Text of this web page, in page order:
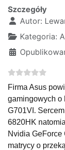
Szczegóły
Autor:
Kategoria:
Firma Asus
gamingowych o
G701VI.
6820HK
Nvidia GeForce
matrycy o